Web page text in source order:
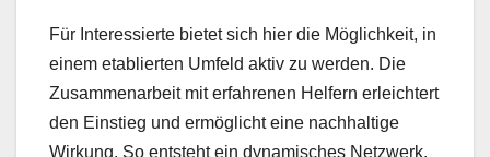
Für Interessierte bietet sich hier die Möglichkeit, in
einem etablierten Umfeld aktiv zu werden. Die
Zusammenarbeit mit erfahrenen Helfern erleichtert
den Einstieg und ermöglicht eine nachhaltige
Wirkung. So entsteht ein dynamisches Netzwerk,